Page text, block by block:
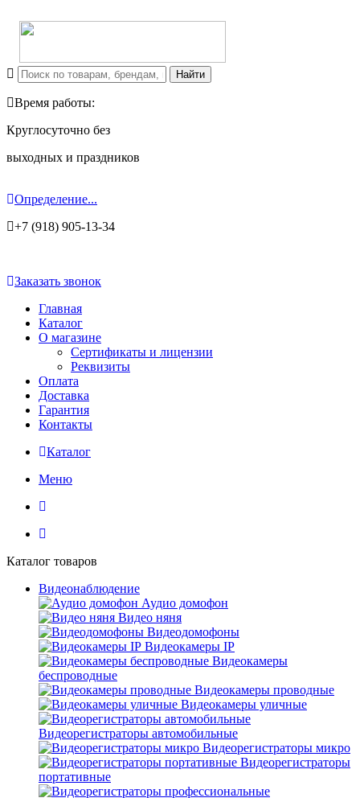
Время работы:
Круглосуточно без
выходных и праздников
Определение...
+7 (918) 905-13-34
Заказать звонок
Главная
Каталог
О магазине
Сертификаты и лицензии
Реквизиты
Оплата
Доставка
Гарантия
Контакты
Каталог
Меню
Каталог товаров
Видеонаблюдение
Аудио домофон
Видео няня
Видеодомофоны
Видеокамеры IP
Видеокамеры
беспроводные
Видеокамеры проводные
Видеокамеры уличные
Видеорегистраторы автомобильные
Видеорегистраторы микро
Видеорегистраторы
портативные